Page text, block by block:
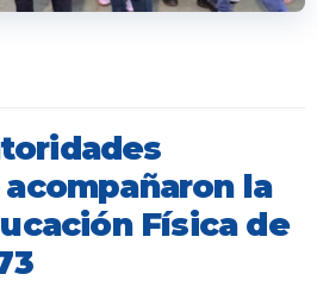
la
Física de